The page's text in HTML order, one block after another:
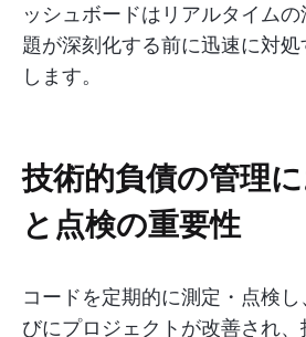
ッシュボードはリアルタイム
題が深刻化する前に迅速に対
します。
技術的負債の管理
と点検の重要性
コードを定期的に測定・点検
びにプロジェクトが改善され、